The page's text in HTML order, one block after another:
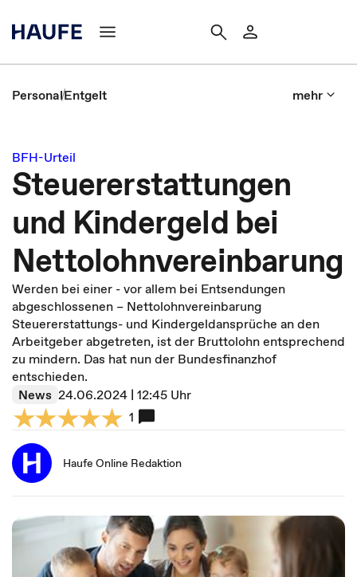
PersonalEntgelt mehr
BFH-Urteil
Steuererstattungen
und Kindergeld bei
Nettolohnvereinbarung
Werden bei einer - vor allem bei Entsendungen
abgeschlossenen – Nettolohn­vereinbarung
Steuererstattungs- und Kindergeldansprüche an den
Arbeitgeber abgetreten, ist der Bruttolohn entsprechend
zu mindern. Das hat nun der Bundesfinanzhof
entschieden.
News 24.06.2024 | 12:45 Uhr
1
Haufe Online Redaktion